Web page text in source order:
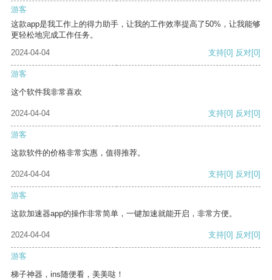
游客
这款app是我工作上的得力助手，让我的工作效率提高了50%，让我能够
更轻松地完成工作任务。
2024-04-04
支持[0] 反对[0]
游客
这个软件我非常喜欢
2024-04-04 支持[0] 反对[0]
游客
这款软件的价格非常实惠，值得推荐。
2024-04-04 支持[0] 反对[0]
游客
这款加速器app的操作非常简单，一键加速就能开启，非常方便。
2024-04-04 支持[0] 反对[0]
游客
梯子神器，ins随便看，美美哒！